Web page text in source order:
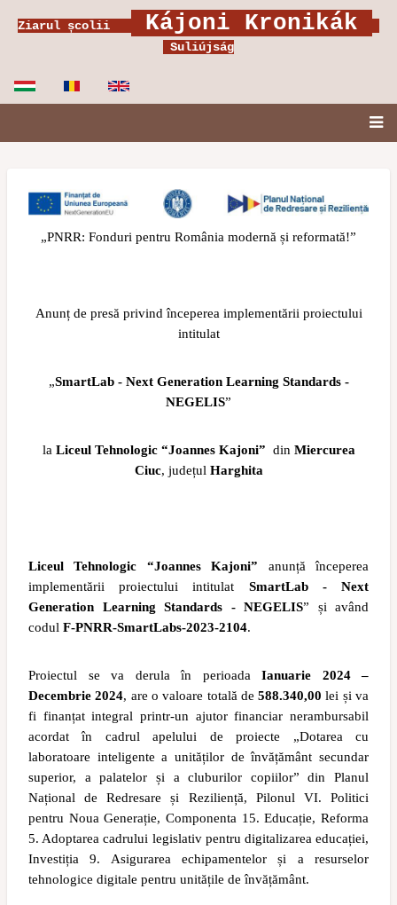
Ziarul școlii Kájoni Kronikák
Suliújság
„PNRR: Fonduri pentru România modernă și reformată!”
Anunț de presă privind începerea implementării proiectului
intitulat
„SmartLab - Next Generation Learning Standards -
NEGELIS”
la Liceul Tehnologic “Joannes Kajoni” din Miercurea
Ciuc, județul Harghita
Liceul Tehnologic “Joannes Kajoni” anunță începerea
implementării proiectului intitulat SmartLab - Next
Generation Learning Standards - NEGELIS” și având
codul F-PNRR-SmartLabs-2023-2104.
Proiectul se va derula în perioada Ianuarie 2024 –
Decembrie 2024, are o valoare totală de588.340,00 lei și va
fi finanțat integral printr-un ajutor financiar nerambursabil
acordat în cadrul apelului de proiecte „Dotarea cu
laboratoare inteligente a unităților de învățământ secundar
superior, a palatelor și a cluburilor copiilor” din Planul
Național de Redresare și Reziliență, Pilonul VI. Politici
pentru Noua Generație, Componenta 15. Educație, Reforma
5. Adoptarea cadrului legislativ pentru digitalizarea educației,
Investiția 9. Asigurarea echipamentelor și a resurselor
tehnologice digitale pentru unitățile de învățământ.